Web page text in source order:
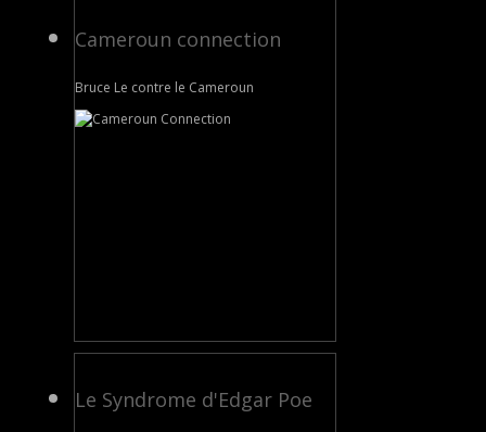
Cameroun connection
Bruce Le contre le Cameroun
Le Syndrome d'Edgar Poe